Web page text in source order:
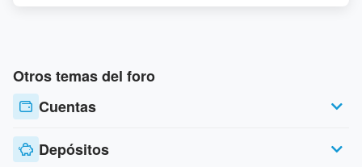
Otros temas del foro
Cuentas
Depósitos